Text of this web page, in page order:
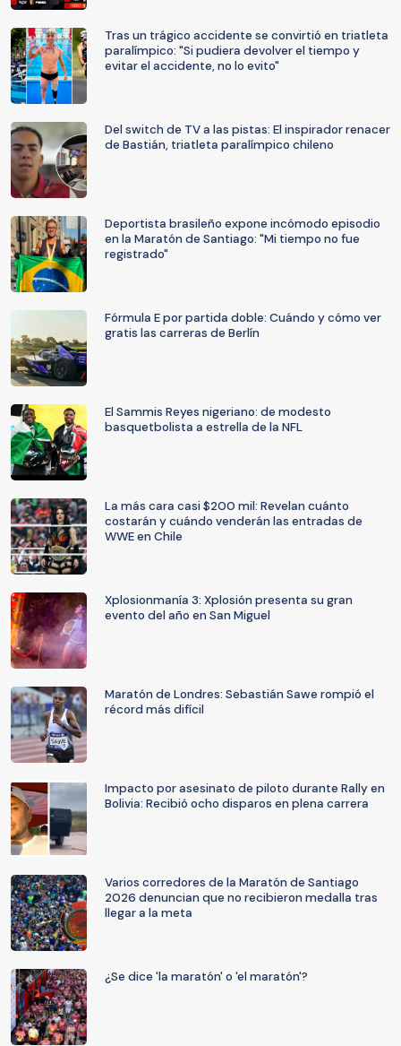
Tras un trágico accidente se convirtió en triatleta
paralímpico: "Si pudiera devolver el tiempo y
evitar el accidente, no lo evito"
Del switch de TV a las pistas: El inspirador renacer
de Bastián, triatleta paralímpico chileno
Deportista brasileño expone incómodo episodio
en la Maratón de Santiago: "Mi tiempo no fue
registrado"
Fórmula E por partida doble: Cuándo y cómo ver
gratis las carreras de Berlín
El Sammis Reyes nigeriano: de modesto
basquetbolista a estrella de la NFL
La más cara casi $200 mil: Revelan cuánto
costarán y cuándo venderán las entradas de
WWE en Chile
Xplosionmanía 3: Xplosión presenta su gran
evento del año en San Miguel
Maratón de Londres: Sebastián Sawe rompió el
récord más difícil
Impacto por asesinato de piloto durante Rally en
Bolivia: Recibió ocho disparos en plena carrera
Varios corredores de la Maratón de Santiago
2026 denuncian que no recibieron medalla tras
llegar a la meta
¿Se dice 'la maratón' o 'el maratón'?